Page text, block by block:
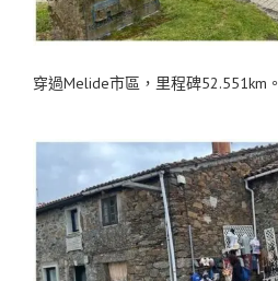
穿過Melide市區，里程碑52.551km。